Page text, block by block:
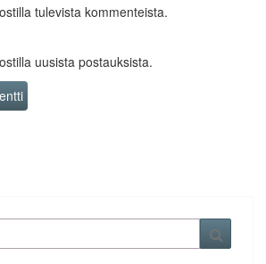
tulevista kommenteista.
uusista postauksista.